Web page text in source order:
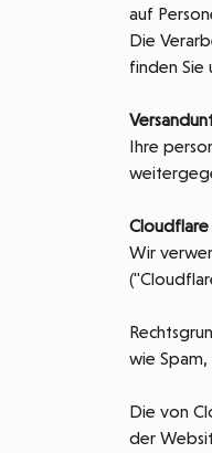
auf
Die
finden Sie
Ihre
Cloudflare
Wir
wie
Die von
der